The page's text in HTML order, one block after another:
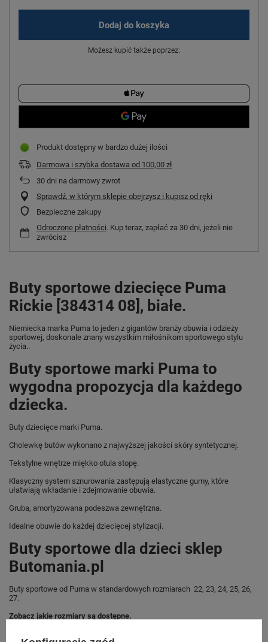
Dodaj do koszyka
Możesz kupić także poprzez:
Produkt dostępny w bardzo dużej ilości
Darmowa i szybka dostawa od 100,00 zł
30 dni na darmowy zwrot
Sprawdź, w którym sklepie obejrzysz i kupisz od ręki
Bezpieczne zakupy
Odroczone płatności. Kup teraz, zapłać za 30 dni, jeżeli nie
zwrócisz
Buty sportowe dziecięce Puma
Rickie [384314 08], białe.
Niemiecka marka Puma to jeden z gigantów branży obuwia i odzieży
sportowej, doskonale znany wszystkim miłośnikom sportowego stylu
życia..
Buty sportowe marki Puma to
wygodna propozycja dla każdego
dziecka.
Buty dziecięce marki Puma.
Cholewkę butów wykonano z najwyższej jakości skóry syntetycznej.
Tekstylne wnętrze miękko otula stopę.
Klasyczny system sznurowania zastępują elastyczne gumy, które
ułatwiają wkładanie i zdejmowanie obuwia.
Gruba, amortyzowana podeszwa zewnętrzna.
Idealne obuwie do każdej dziecięcej stylizacji.
Buty sportowe dla dzieci sklep
Butomania.pl
Buty sportowe od Puma w standardowych rozmiarach 22, 23, 24, 25, 26,
27.
Zobacz jakie rozmiary są dostępne.